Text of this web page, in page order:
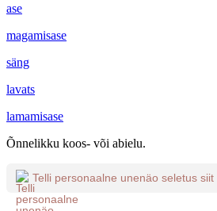
ase
magamisase
säng
lavats
lamamisase
Õnnelikku koos- või abielu.
Telli personaalne unenäo seletus siit